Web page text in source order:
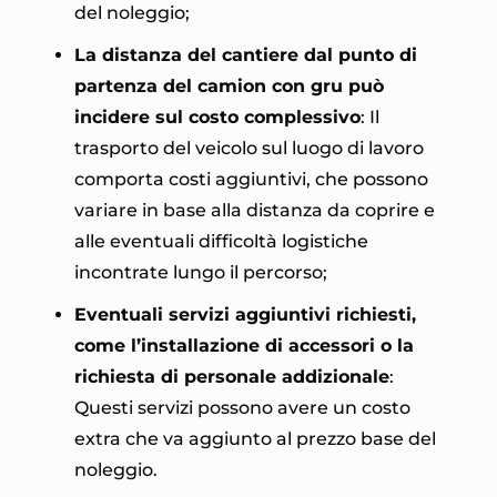
del noleggio;
La distanza del cantiere dal punto di
partenza del camion con gru può
incidere sul costo complessivo: Il
trasporto del veicolo sul luogo di lavoro
comporta costi aggiuntivi, che possono
variare in base alla distanza da coprire e
alle eventuali difficoltà logistiche
incontrate lungo il percorso;
Eventuali servizi aggiuntivi richiesti,
come l’installazione di accessori o la
richiesta di personale addizionale:
Questi servizi possono avere un costo
extra che va aggiunto al prezzo base del
noleggio.